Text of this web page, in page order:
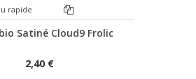
rapide
Satiné Cloud9 Frolic
2,40 €